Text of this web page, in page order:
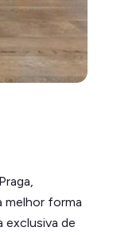
melhor forma
exclusiva de